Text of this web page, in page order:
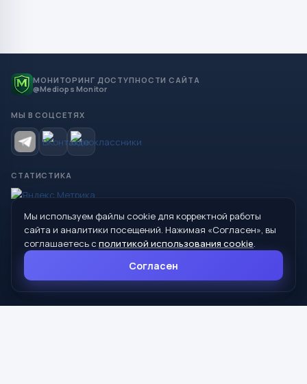
МОНИТОРИНГ ДОСТУПНОСТИ САЙТА
@Mediops Monitor
МЫ В СОЦСЕТЯХ
СТАТИСТИКА
© 2026 Управление образования Администрации МО
Сухой Лог
624800, Свердловская область, г. Сухой Лог, ул. Кирова, дом 7
8 (34373) 4-33-85
Мы используем файлы cookie для корректной работы
сайта и аналитики посещений. Нажимая «Согласен», вы
соглашаетесь с политикой использования cookie.
Согласен